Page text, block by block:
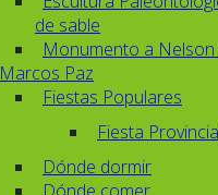
de sable
Monumento a
Marcos Paz
Fiestas Populares
Fiesta
Dónde dormir